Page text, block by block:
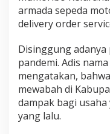
armada sepeda
delivery order
Disinggung adanya
pandemi. Adis
mengatakan,
mewabah di
dampak bagi
yang lalu.